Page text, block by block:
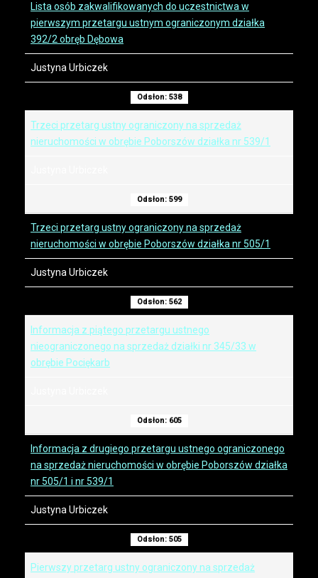
Lista osób zakwalifikowanych do uczestnictwa w
pierwszym przetargu ustnym ograniczonym działka
392/2 obręb Dębowa
Justyna Urbiczek
Odsłon: 538
Trzeci przetarg ustny ograniczony na sprzedaż
nieruchomości w obrębie Poborszów działka nr 539/1
Odsłon: 599
Trzeci przetarg ustny ograniczony na sprzedaż
nieruchomości w obrębie Poborszów działka nr 505/1
Justyna Urbiczek
Odsłon: 562
Informacja z piątego przetargu ustnego
nieograniczonego na sprzedaż działki nr 345/33 w
obrębie Pociękarb
Odsłon: 605
Informacja z drugiego przetargu ustnego ograniczonego
na sprzedaż nieruchomości w obrębie Poborszów działka
nr 505/1 i nr 539/1
Justyna Urbiczek
Odsłon: 505
Pierwszy przetarg ustny ograniczony na sprzedaż